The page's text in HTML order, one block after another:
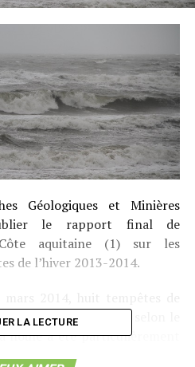
Géologiques et Minières
le rapport final de
aquitaine (1) sur les
de l’hiver 2013-2014.
l’ouest du pays et, selon le
houle a été particulièrement
données historiques, et voire
LA LECTURE